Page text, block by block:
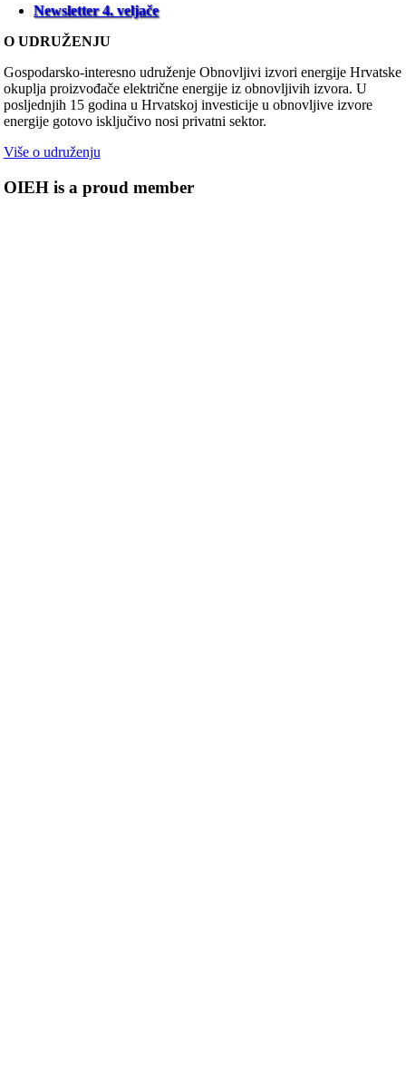
Newsletter 4. veljače
O UDRUŽENJU
Gospodarsko-interesno udruženje Obnovljivi izvori energije Hrvatske
okuplja proizvođače električne energije iz obnovljivih izvora. U
posljednjih 15 godina u Hrvatskoj investicije u obnovljive izvore
energije gotovo isključivo nosi privatni sektor.
Više o udruženju
OIEH is a proud member